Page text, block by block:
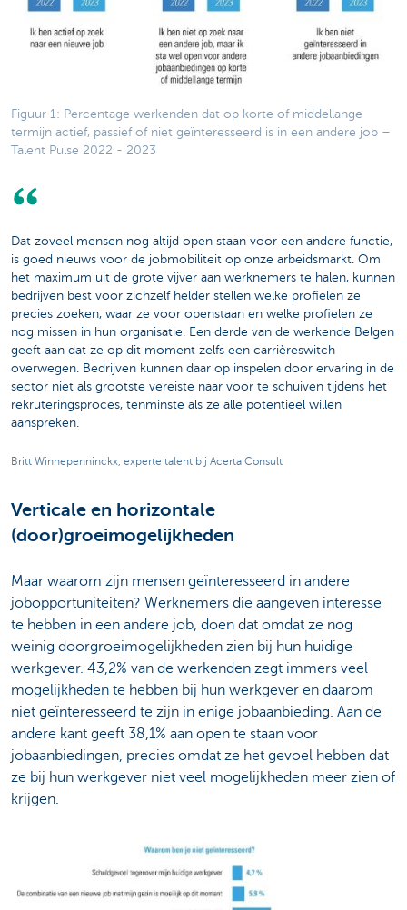
Figuur 1: Percentage werkenden dat op korte of middellange
termijn actief, passief of niet geïnteresseerd is in een andere job –
Talent Pulse 2022 - 2023
Dat zoveel mensen nog altijd open staan voor een andere functie,
is goed nieuws voor de jobmobiliteit op onze arbeidsmarkt. Om
het maximum uit de grote vijver aan werknemers te halen, kunnen
bedrijven best voor zichzelf helder stellen welke profielen ze
precies zoeken, waar ze voor openstaan en welke profielen ze
nog missen in hun organisatie. Een derde van de werkende Belgen
geeft aan dat ze op dit moment zelfs een carrièreswitch
overwegen. Bedrijven kunnen daar op inspelen door ervaring in de
sector niet als grootste vereiste naar voor te schuiven tijdens het
rekruteringsproces, tenminste als ze alle potentieel willen
aanspreken.
Britt Winnepenninckx, experte talent bij Acerta Consult
Verticale en horizontale
(door)groeimogelijkheden
Maar waarom zijn mensen geïnteresseerd in andere
jobopportuniteiten? Werknemers die aangeven interesse
te hebben in een andere job, doen dat omdat ze nog
weinig doorgroeimogelijkheden zien bij hun huidige
werkgever. 43,2% van de werkenden zegt immers veel
mogelijkheden te hebben bij hun werkgever en daarom
niet geïnteresseerd te zijn in enige jobaanbieding. Aan de
andere kant geeft 38,1% aan open te staan voor
jobaanbiedingen, precies omdat ze het gevoel hebben dat
ze bij hun werkgever niet veel mogelijkheden meer zien of
krijgen.